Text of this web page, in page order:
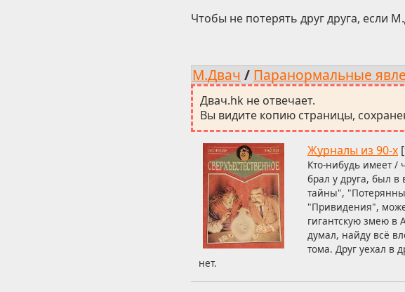
Чтобы не потерять друг друга, если
М.Двач / Паранормальные
Двач.hk не отвечает.
Вы видите копию страницы,
Журналы из 90-х
Кто-нибудь имеет /
брал у друга, был в
тайны",
"Привидения",
гигантскую змею в
думал, найду всё
тома. Друг уехал в
нет.